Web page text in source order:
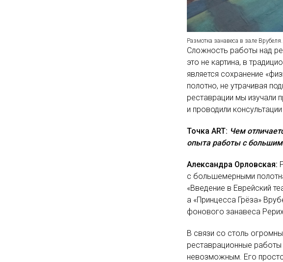
Размотка занавеса в зале
Сложность работы над
это не картина, в
является сохранение
полотно, не утрачивая
реставрации мы изучали
и проводили
Точка ART: Чем
опыта работы с
Александра Орловская:
с большемерными
«Введение в Еврейский
а «Принцесса Грёза»
фонового занавеса
В связи со столь
реставрационные работы
невозможным. Его